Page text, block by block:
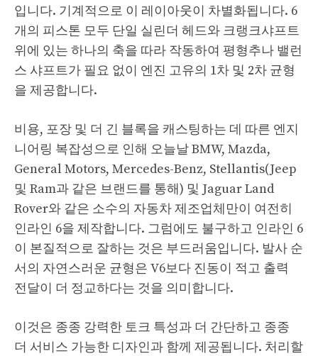
입니다. 기계적으로 이 레이아웃이 차별화됩니다. 6
개의 피스톤 모두 단일 실린더 헤드와 크랭크샤프트
위에 있는 하나의 축을 따라 작동하여 평형추나 밸런
스 샤프트가 필요 없이 엔진 고유의 1차 및 2차 균형
을 제공합니다.
비용, 포장 및 더 긴 블록을 캐스팅하는 데 따른 엔지
니어링 복잡성으로 인해 오늘날 BMW, Mazda,
General Motors, Mercedes-Benz, Stellantis(Jeep
및 Ram과 같은 브랜드를 통해) 및 Jaguar Land
Rover와 같은 소수의 자동차 제조업체만이 여전히
인라인 6을 제작합니다. 그럼에도 불구하고 인라인 6
이 본질적으로 잘하는 것은 부드러움입니다. 발사 순
서의 자연스러운 균형은 V6보다 진동이 적고 출력
전달이 더 정교하다는 것을 의미합니다.
이것은 종종 강력한 토크 특성과 ​​더 간단하고 종종
더 서비스 가능한 디자인과 함께 제공됩니다. 처리할